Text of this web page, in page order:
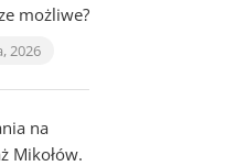
możliwe?
2026
na
Mikołów.